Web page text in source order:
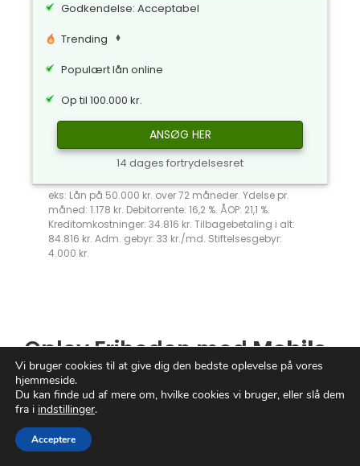
Godkendelse: Acceptabel
Trending
Populært lån online
Op til 100.000 kr.
ANSØG HER
14 dages fortrydelsesret
eks: Lån på 50.000 kr. over 72 måneder. Ydelse pr.
måned: 1.178 kr. Debitorrente: 16,2 %. ÅOP: 21,1 %.
Kreditomkostninger: 34.816 kr. Tilbagebetaling i alt:
84.816 kr. Adm. gebyr: 33 kr./md. Stiftelsesgebyr:
4.000 kr.
Oplev Friheden medMobile
Pay
Gør dig klar til at opleve ultimativ
bekvemmelighed og sikkerhed med
Paysrevolutionerende betalingstjeneste.
Vi bruger cookies til at give dig den bedste oplevelse på vores
hjemmeside.
Du kan finde ud af mere om, hvilke cookies vi bruger, eller slå dem
fra i indstillinger.
Acceptere